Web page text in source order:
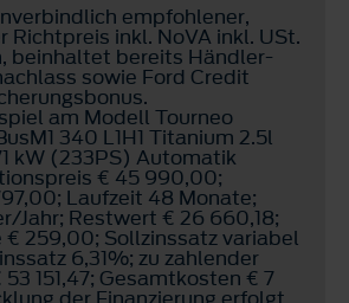
empfohlener,
inkl. NoVA inkl. USt.
beinhaltet bereits Händler-
sowie Ford Credit
am Modell Tourneo
340 L1H1 Titanium 2.5l
kW (233PS) Automatik
€ 45 990,00;
Laufzeit 48 Monate;
Jahr; Restwert € 26 660,18;
259,00; Sollzinssatz variabel
6,31%; zu zahlender
151,47; Gesamtkosten € 7